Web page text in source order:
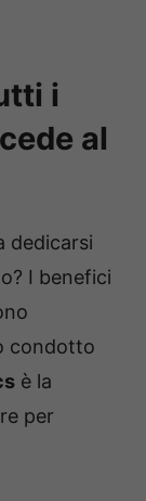
i
al
dedicarsi
I benefici
condotto
è la
per